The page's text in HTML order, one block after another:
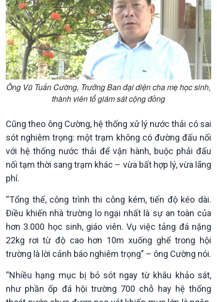
Podcast
Góc nhìn VOV1
Bình luận
10 phút Sự kiện - Luận bàn
Câu chuyện thời sự
Diễn đàn chủ nhật
Chuyện đêm
Ông Vũ Tuấn Cường, Trưởng Ban đại diện cha mẹ học sinh,
thành viên tổ giám sát cộng đồng
Cũng theo ông Cường, hệ thống xử lý nước thải có sai
sót nghiêm trọng: một trạm không có đường đấu nối
với hệ thống nước thải để vận hành, buộc phải đấu
nối tạm thời sang trạm khác – vừa bất hợp lý, vừa lãng
phí.
“Tổng thể, công trình thi công kém, tiến độ kéo dài.
Điều khiến nhà trường lo ngại nhất là sự an toàn của
hơn 3.000 học sinh, giáo viên. Vụ việc tảng đá nặng
22kg rơi từ độ cao hơn 10m xuống ghế trong hội
trường là lời cảnh báo nghiêm trọng” – ông Cường nói.
“Nhiều hạng mục bị bỏ sót ngay từ khâu khảo sát,
như phần ốp đá hội trường 700 chỗ hay hệ thống